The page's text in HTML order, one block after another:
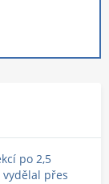
po 2,5
přes